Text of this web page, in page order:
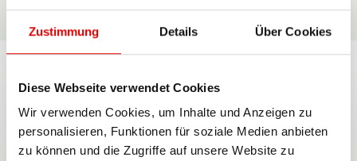
Zustimmung Details Über Cookies
Diese Webseite verwendet Cookies
Wir verwenden Cookies, um Inhalte und Anzeigen zu
personalisieren, Funktionen für soziale Medien anbieten
zu können und die Zugriffe auf unsere Website zu
für Sie als Bauherrn richtig teuer werden
Montagevorschriften
Alle Bau- und Montagerichtlinien unserer Town &
Country Häuser sind vom TÜV nach den